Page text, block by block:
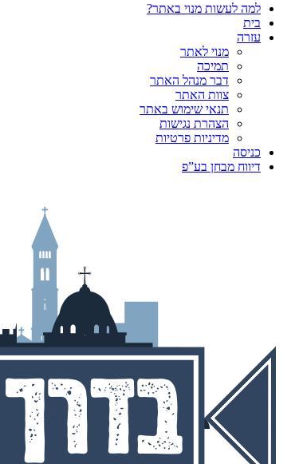
למה לעשות מנוי באתר?
בית
עזרה
מנוי לאתר
תמיכה
דבר מנהל האתר
צוות האתר
תנאי שימוש באתר
הצהרת נגישות
מדיניות פרטיות
כניסה
דיווח מבחן בע”פ